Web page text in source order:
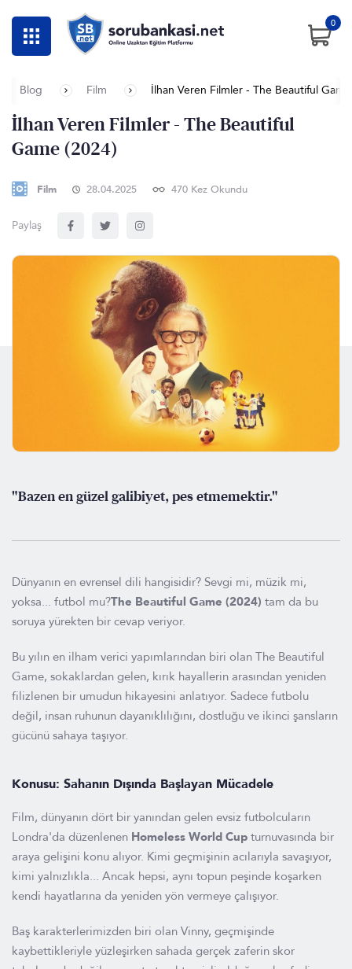
0
Blog Film İlhan Veren Filmler - The Beautiful
İlhan Veren Filmler - The Beautiful
Game (2024)
Film 28.04.2025 470 Kez Okundu
Paylaş
"Bazen en güzel galibiyet, pes etmemektir."
Dünyanın en evrensel dili hangisidir? Sevgi mi, müzik mi,
yoksa... futbol mu?The Beautiful Game (2024) tam da bu
soruya yürekten bir cevap veriyor.
Bu yılın en ilham verici yapımlarından biri olan The Beautiful
Game, sokaklardan gelen, kırık hayallerin arasından yeniden
filizlenen bir umudun hikayesini anlatıyor. Sadece futbolu
değil, insan ruhunun dayanıklılığını, dostluğu ve ikinci şansların
gücünü sahaya taşıyor.
Konusu: Sahanın Dışında Başlayan Mücadele
Film, dünyanın dört bir yanından gelen evsiz futbolcuların
Londra'da düzenlenen Homeless World Cup turnuvasında bir
araya gelişini konu alıyor. Kimi geçmişinin acılarıyla savaşıyor,
kimi yalnızlıkla... Ancak hepsi, aynı topun peşinde koşarken
kendi hayatlarına da yeniden yön vermeye çalışıyor.
Baş karakterlerimizden biri olan Vinny, geçmişinde
kaybettikleriyle yüzleşirken sahada gerçek zaferin skor